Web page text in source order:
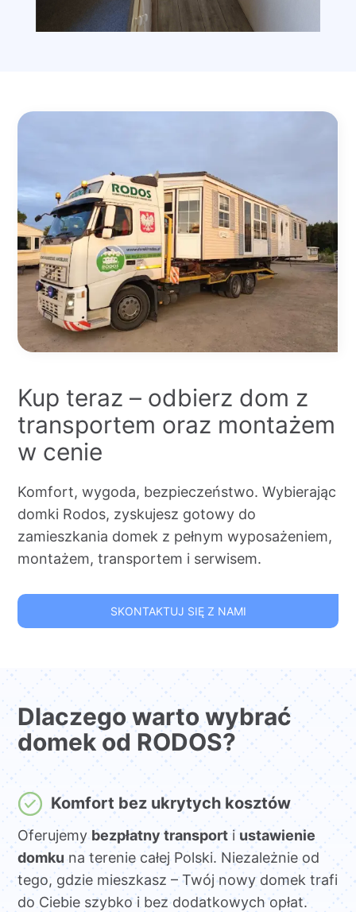
Kup teraz – odbierz dom z
transportem oraz montażem
w cenie
Komfort, wygoda, bezpieczeństwo. Wybierając
domki Rodos, zyskujesz gotowy do
zamieszkania domek z pełnym wyposażeniem,
montażem, transportem i serwisem.
SKONTAKTUJ SIĘ Z NAMI
Dlaczego warto wybrać
domek od RODOS?
Komfort bez ukrytych kosztów
Oferujemybezpłatny transporti ustawienie
domkuna terenie całej Polski. Niezależnie od
tego, gdzie mieszkasz – Twój nowy domek trafi
do Ciebie szybko i bez dodatkowych opłat.